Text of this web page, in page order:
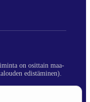
on osittain maa-
edistäminen).